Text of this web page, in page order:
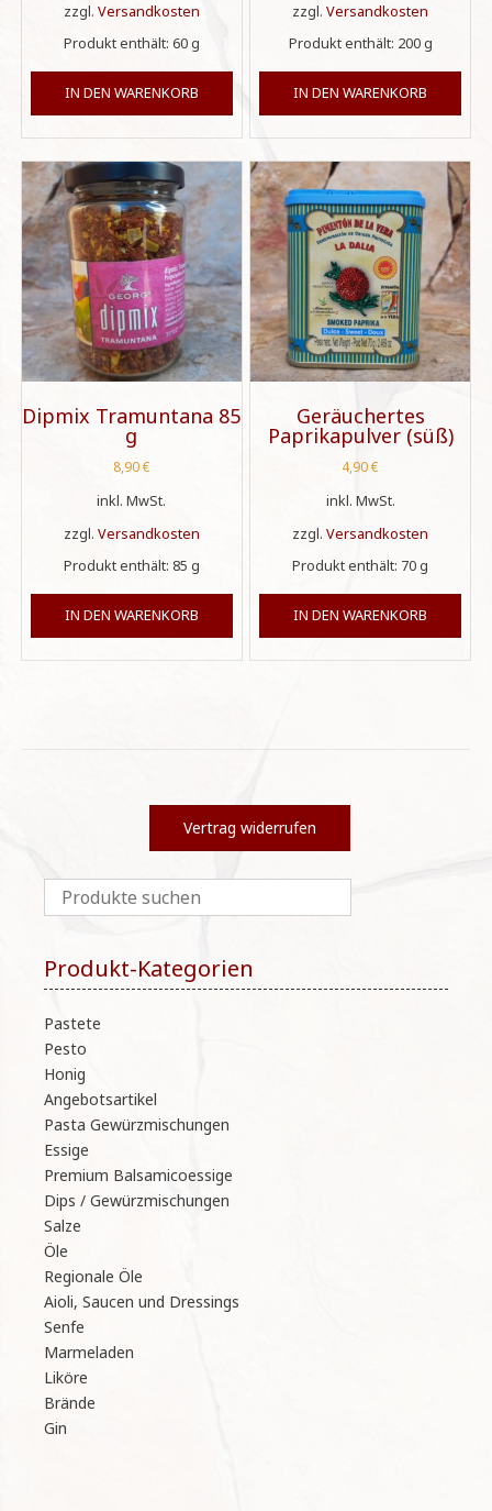
zzgl. Versandkosten
Produkt enthält: 60 g
IN DEN WARENKORB
zzgl.Versandkosten
Produkt enthält: 200g
IN DEN WARENKORB
Dipmix Tramuntana 85
g
8,90€
inkl. MwSt.
zzgl. Versandkosten
Produkt enthält: 85 g
IN DEN WARENKORB
Geräuchertes
Paprikapulver (süß)
4,90€
inkl. MwSt.
zzgl.Versandkosten
Produkt enthält: 70g
IN DEN WARENKORB
Vertrag widerrufen
Produkt-Kategorien
Pastete
Pesto
Honig
Angebotsartikel
Pasta Gewürzmischungen
Essige
Premium Balsamicoessige
Dips / Gewürzmischungen
Salze
Öle
Regionale Öle
Aioli, Saucen und Dressings
Senfe
Marmeladen
Liköre
Brände
Gin